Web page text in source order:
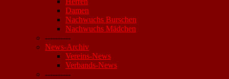
Damen
Nachwuchs Burschen
Nachwuchs Mädchen
----------
News-Archiv
Vereins-News
Verbands-News
----------